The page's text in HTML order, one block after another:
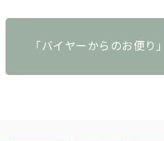
「バイヤーからのお便り